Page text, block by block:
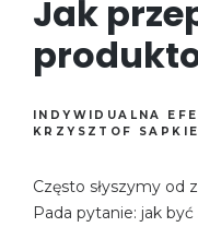
Jak
INDYWIDUALNA
KRZYSZTOF
Często słyszymy od
Pada pytanie: jak